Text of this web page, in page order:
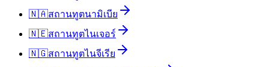
🇳🇦สถานทูตนามิเบีย
🇳🇪สถานทูตไนเจอร์
🇳🇬สถานทูตไนจีเรีย